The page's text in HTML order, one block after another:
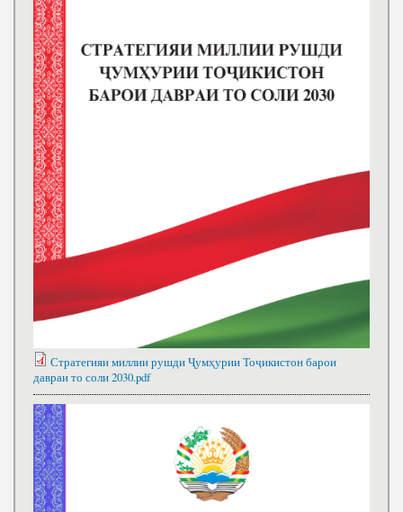
Стратегияи миллии рушди Ҷумҳурии Тоҷикистон барои
давраи то соли 2030.pdf